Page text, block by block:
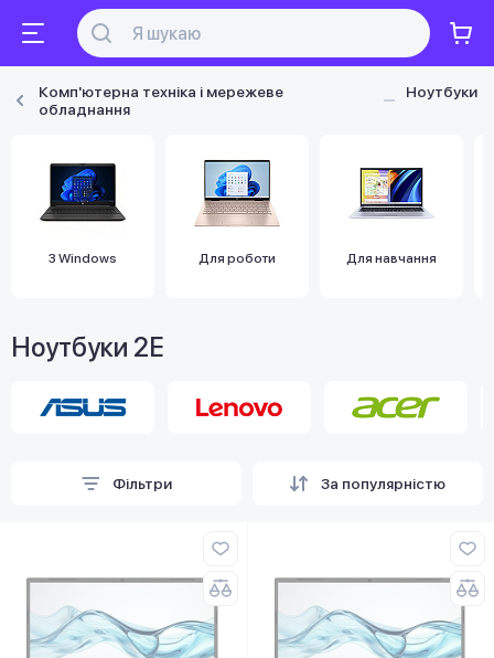
Комп'ютерна техніка і мережеве
обладнання
Ноутбуки
З Windows Для роботи Для навчання
Ноутбуки 2E
Фільтри За популярністю